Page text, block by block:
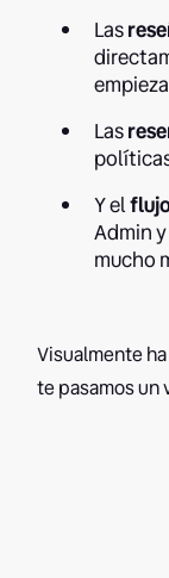
Las
Las
Y el
Admin
mucho
Visualmente
te pasamos